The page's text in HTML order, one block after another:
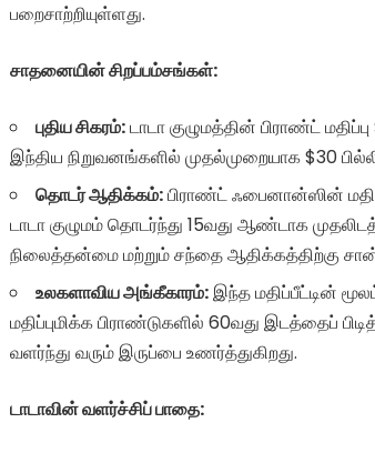
பறைசாற்றியுள்ளது.
சாதனையின் சிறப்பம்சங்கள்:
புதிய சிகரம்:டாடா குழுமத்தின் பிராண்ட்
இந்திய நிறுவனங்களில் முதல்முறையாக $30
தொடர் ஆதிக்கம்:பிராண்ட் ஃபைனான்ஸின்
டாடா குழுமம் தொடர்ந்து 15வது ஆண்டாக
நிலைத்தன்மை மற்றும் சந்தை ஆதிக்கத்திற்கு
உலகளாவிய அங்கீகாரம்:இந்த மதிப்பீட்டின்
மதிப்புமிக்க பிராண்டுகளில் 60வது இடத்தைப்
வளர்ந்து வரும் இருப்பை உணர்த்துகிறது.
டாடாவின் வளர்ச்சிப் பாதை: